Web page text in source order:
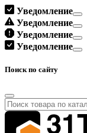
Уведомление
Уведомление
Уведомление
Уведомление
Поиск по сайту